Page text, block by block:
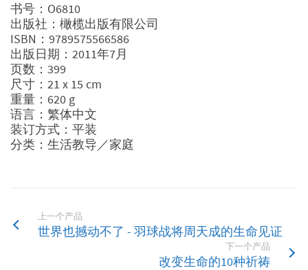
书号：O6810
出版社：橄榄出版有限公司
ISBN：9789575566586
出版日期：2011年7月
页数：399
尺寸：21 x 15 cm
重量：620 g
语言：繁体中文
装订方式：平装
分类：生活教导／家庭
上一个产品
世界也撼动不了 - 羽球战将周天成的生命见证
下一个产品
改变生命的10种祈祷